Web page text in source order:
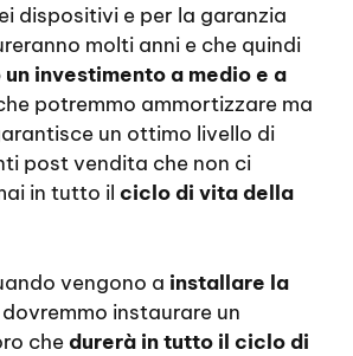
dispositivi e per la garanzia
molti anni e che quindi
investimento a medio e a
potremmo ammortizzare ma
un ottimo livello di
post vendita che non ci
in tutto il ciclo di vita della
vengono a installare la
dovremmo instaurare un
chedurerà in tutto il ciclo di